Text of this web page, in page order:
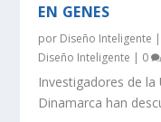
VIDA TIENE U...
DISTINGUIENDO
LA DEFINICI...
UNIVERSO.
MOMENTO…
EN GENES
por Diseño Inteligente |
Diseño Inteligente | 0
Investigadores de la
Dinamarca han